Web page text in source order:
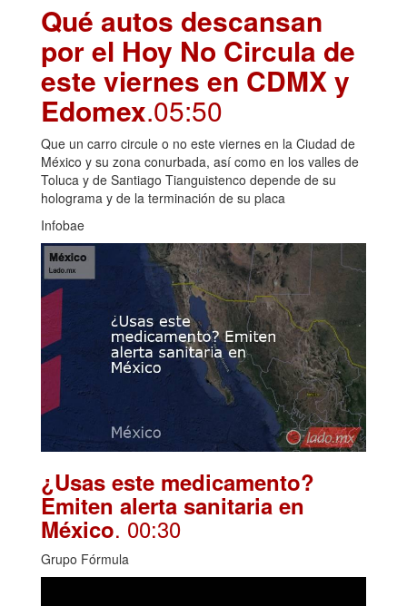
Qué autos descansan
por el Hoy No Circula de
este viernes en CDMX y
Edomex.05:50
Que un carro circule o no este viernes en la Ciudad de
México y su zona conurbada, así como en los valles de
Toluca y de Santiago Tianguistenco depende de su
holograma y de la terminación de su placa
Infobae
¿Usas este medicamento?
Emiten alerta sanitaria en
México. 00:30
Grupo Fórmula